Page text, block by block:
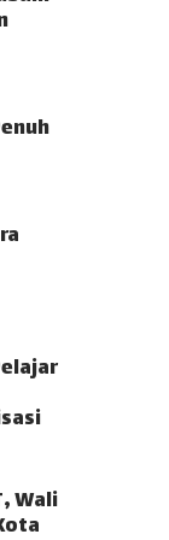
Wali